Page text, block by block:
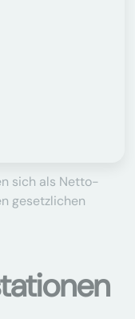
sich als Netto-
gesetzlichen